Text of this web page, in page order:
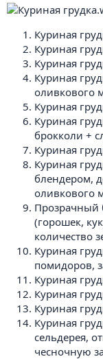
Куриная
Куриная
Куриная
Куриная
оливкового
Куриная
Куриная
брокколи +
Куриная
Куриная
блендером,
оливкового
Прозрачный
(горошек,
количество
Куриная
помидоров,
Куриная
Куриная
Куриная
Куриная
сельдерея,
чесночную